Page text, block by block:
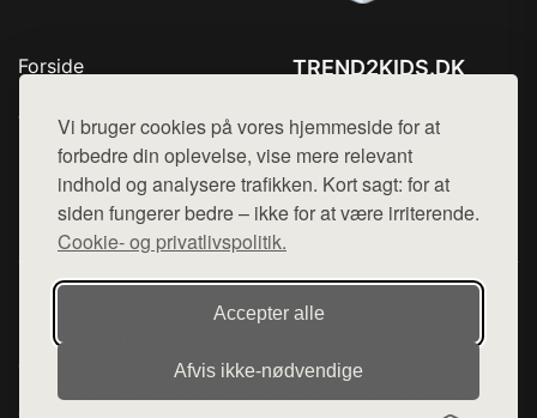
Vi bruger cookies på vores hjemmeside for at
forbedre din oplevelse, vise mere relevant
indhold og analysere trafikken. Kort sagt: for at
siden fungerer bedre – ikke for at være irriterende.
Cookie- og privatlivspolitik.
Accepter alle
Afvis ikke‑nødvendige
Forside
Top Rabatter
Blog
Kontakt
TREND2KIDS.DK
Mail: hej@want.dk
Cookie- og privatlivspolitik
Denne side er en del af want.dk, der udgiver en række
hjemmesider med præsentation af forskellige produkter fra
diverse webshops. Der sælges ikke varer fra denne side - vi
henviser til de shops, som sælger varen. Vi har heller ikke